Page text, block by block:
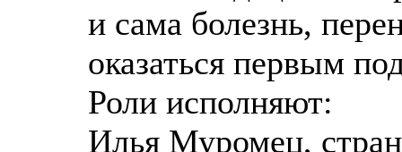
и сама болезнь,
оказаться первым
Роли исполняют:
Илья Муромец,